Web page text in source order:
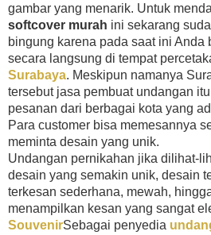
gambar yang menarik. Untuk
softcover murah ini sekarang
bingung karena pada saat ini Anda
secara langsung di tempat
Surabaya. Meskipun namanya
tersebut jasa pembuat undangan
pesanan dari berbagai kota yang
Para customer bisa memesannya
meminta desain yang unik.
Undangan pernikahan jika dilihat-
desain yang semakin unik, desain
terkesan sederhana, mewah,
menampilkan kesan yang sangat
SouvenirSebagai penyedia